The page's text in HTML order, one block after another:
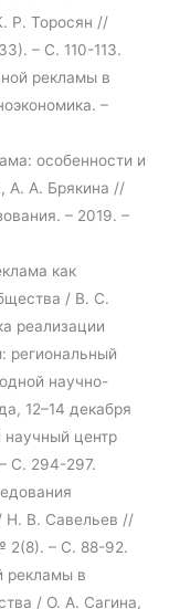
Р. Торосян //
– С. 110-113.
рекламы в
–
особенности и
А. А. Брякина //
– 2019. –
как
/ В. С.
реализации
региональный
научно-
12–14 декабря
научный центр
С. 294-297.
Н. В. Савельев //
2(8). – С. 88-92.
рекламы в
/ О. А. Сагина,